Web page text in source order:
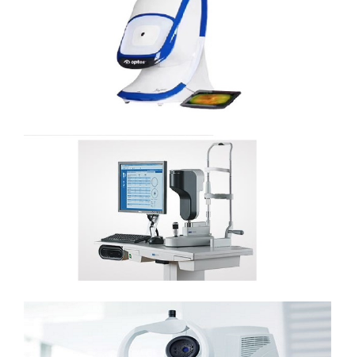
欧堡Daytona迪托那
Ls-900